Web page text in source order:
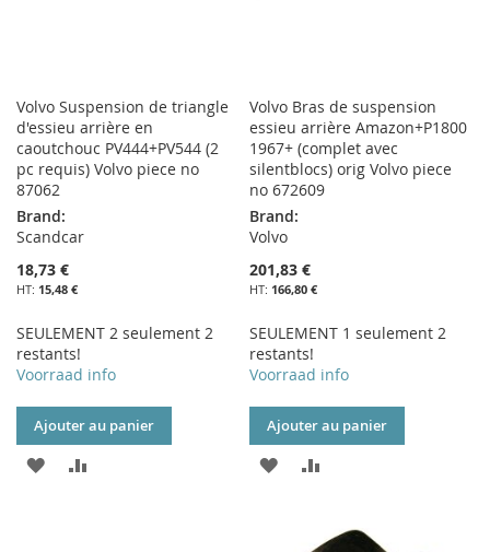
Volvo Suspension de triangle
d'essieu arrière en
caoutchouc PV444+PV544 (2
pc requis) Volvo piece no
87062
Brand:
Scandcar
18,73 €
15,48 €
SEULEMENT 2 seulement 2
restants!
Voorraad info
Ajouter au panier
AJOUTER
Volvo Bras de suspension
essieu arrière Amazon+P1800
1967+ (complet avec
silentblocs) orig Volvo piece
no 672609
Brand:
Volvo
201,83 €
166,80 €
SEULEMENT 1 seulement 2
restants!
Voorraad info
Ajouter au panier
AJOUTER
COMPARATEUR